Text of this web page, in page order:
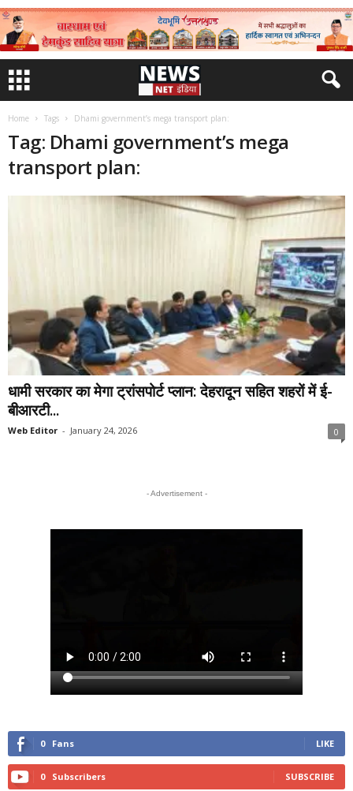
Home Tags Dhami government’s mega transport plan:
Tag: Dhami government’s mega
transport plan:
धामी सरकार का मेगा ट्रांसपोर्ट प्लान: देहरादून सहित शहरों में ई-
बीआरटी...
Web Editor - January 24, 2026 0
- Advertisement -
0 Fans LIKE
0 Subscribers SUBSCRIBE